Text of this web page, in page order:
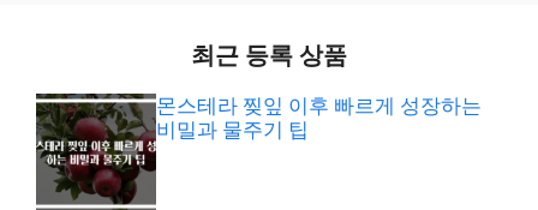
최근 등록 상품
몬스테라 찢잎 이후 빠르게 성장하는
비밀과 물주기 팁